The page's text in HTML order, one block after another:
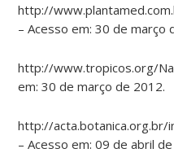
http://
– Acesso em: 30 de março
http://www.tropicos.org/
em: 30 de março de 2012.
http://acta.botanica.org.br/
– Acesso em: 09 de abril